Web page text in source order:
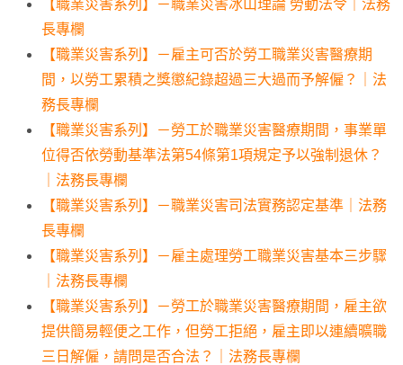
【職業災害系列】－職業災害冰山理論 勞動法令｜法務
長專欄
【職業災害系列】－雇主可否於勞工職業災害醫療期
間，以勞工累積之獎懲紀錄超過三大過而予解僱？｜法
務長專欄
【職業災害系列】－勞工於職業災害醫療期間，事業單
位得否依勞動基準法第54條第1項規定予以強制退休？
｜法務長專欄
【職業災害系列】－職業災害司法實務認定基準｜法務
長專欄
【職業災害系列】－雇主處理勞工職業災害基本三步驟
｜法務長專欄
【職業災害系列】－勞工於職業災害醫療期間，雇主欲
提供簡易輕便之工作，但勞工拒絕，雇主即以連續曠職
三日解僱，請問是否合法？｜法務長專欄